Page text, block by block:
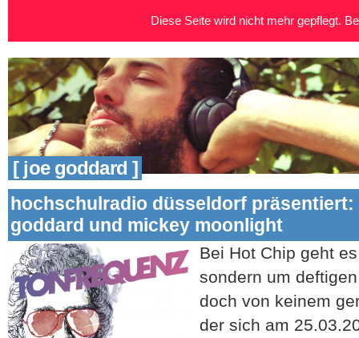
[ joe goddard ]
hochschulradio düsseldorf
goddard und mickey moonlight
Bei Hot Chip geht
sondern um
doch von keinem
der sich am
Diese Seite wird nicht mehr gepflegt.